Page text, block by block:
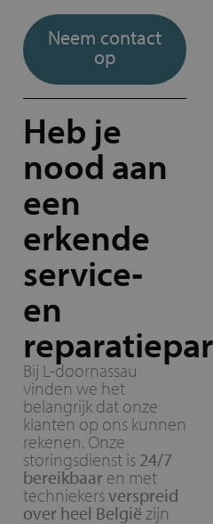
Neem contact
op
Heb je
nood aan
een
erkende
service‑
en
Bij L-doornassau
vinden we het
belangrijk dat onze
klanten op ons kunnen
rekenen. Onze
storingsdienst is 24/7
bereikbaar en met
techniekersverspreid
over heel België zijn